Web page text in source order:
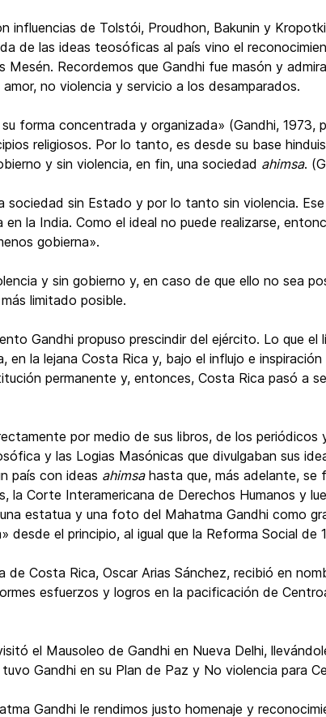
influencias de Tolstói, Proudhon, Bakunin y
de las ideas teosóficas al país vino el
Recordemos que Gandhi fue masón y
no violencia y servicio a los desamparados.
forma concentrada y organizada» (Gandhi, 1973,
religiosos. Por lo tanto, es desde su base
y sin violencia, en fin, una sociedad ahimsa.
sociedad sin Estado y por lo tanto sin violencia.
en la India. Como el ideal no puede realizarse,
gobierna».
y sin gobierno y, en caso de que ello no sea
limitado posible.
Gandhi propuso prescindir del ejército. Lo que el
la lejana Costa Rica y, bajo el influjo e inspiración
permanente y, entonces, Costa Rica pasó a
por medio de sus libros, de los periódicos
y las Logias Masónicas que divulgaban sus
país con ideas ahimsahasta que, más adelante, se
la Corte Interamericana de Derechos Humanos y
estatua y una foto del Mahatma Gandhi como
el principio, al igual que la Reforma Social de
Costa Rica, Oscar Arias Sánchez, recibió en
esfuerzos y logros en la pacificación de
el Mausoleo de Gandhi en Nueva Delhi,
Gandhi en su Plan de Paz y No violencia para
Gandhi le rendimos justo homenaje y